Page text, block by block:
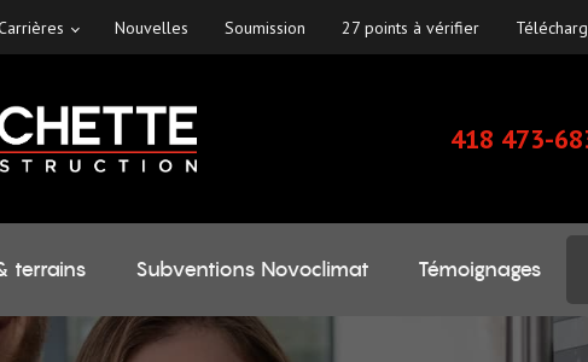
Nouvelles Soumission 27 points à vérifier
418 473-
terrains Subventions Novoclimat Témoignages